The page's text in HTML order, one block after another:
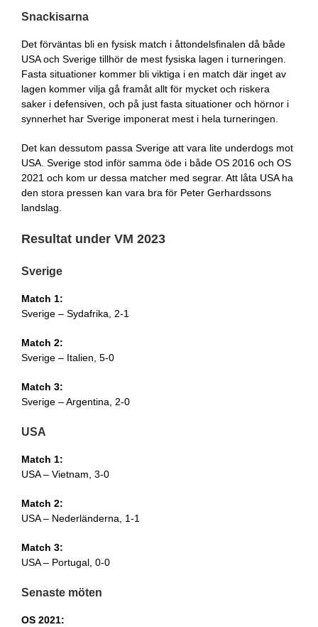
Snackisarna
Det förväntas bli en fysisk match i åttondelsfinalen då både
USA och Sverige tillhör de mest fysiska lagen i turneringen.
Fasta situationer kommer bli viktiga i en match där inget av
lagen kommer vilja gå framåt allt för mycket och riskera
saker i defensiven, och på just fasta situationer och hörnor i
synnerhet har Sverige imponerat mest i hela turneringen.
Det kan dessutom passa Sverige att vara lite underdogs mot
USA. Sverige stod inför samma öde i både OS 2016 och OS
2021 och kom ur dessa matcher med segrar. Att låta USA ha
den stora pressen kan vara bra för Peter Gerhardssons
landslag.
Resultat under VM 2023
Sverige
Match 1:
Sverige – Sydafrika, 2-1
Match 2:
Sverige – Italien, 5-0
Match 3:
Sverige – Argentina, 2-0
USA
Match 1:
USA – Vietnam, 3-0
Match 2:
USA – Nederländerna, 1-1
Match 3:
USA – Portugal, 0-0
Senaste möten
OS 2021: